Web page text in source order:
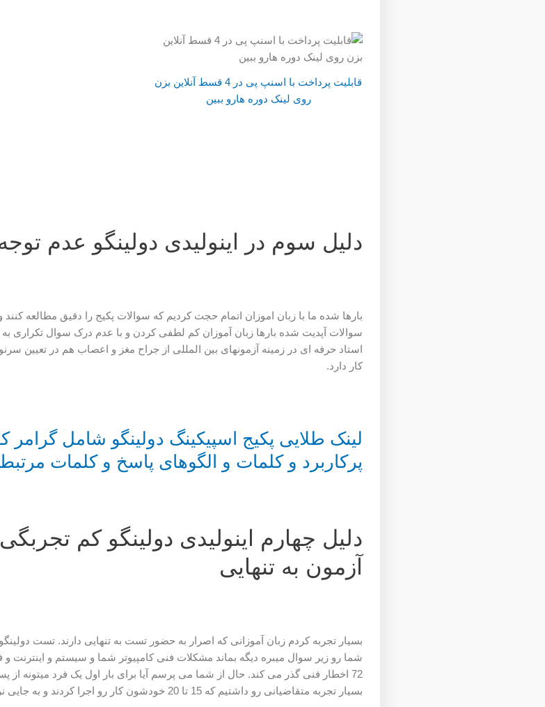
قابلیت پرداخت با اسنپ پی در 4 قسط آنلاین بزن
روی لینک دوره هارو ببین
دلیل سوم در اینولیدی دولینگو عدم
بارها شده ما با زبان اموزان اتمام حجت کردیم که سوالات پکیج را دقیق مطالعه
سوالات آپدیت شده بارها زبان آموزان کم لطفی کردن و با عدم درک سوال تکراری به
استاد حرفه ای در زمینه آزمونهای بین المللی از جراح مغز و اعصاب هم در
کار دارد.
لینک طلایی پکیج اسپیکینگ دولینگو شامل گرامر
پرکاربرد و کلمات و الگوهای پاسخ و کلمات
دلیل چهارم اینولیدی دولینگو کم
آزمون به تنهایی
بسیار تجربه کردم زبان آموزانی که اصرار به حضور تست به تنهایی دارند. تست
شما رو زیر سوال میبره دیگه بماند مشکلات فنی کامپیوتر شما و سیستم و اینترنت
72 اخطار فنی گذر می کند. حال از شما می پرسم آیا برای بار اول یک فرد میتونه از
بسیار تجربه متقاضیانی رو داشتیم که 15 تا 20 خودشون کار رو اجرا کردند و به جایی نرسیدند.